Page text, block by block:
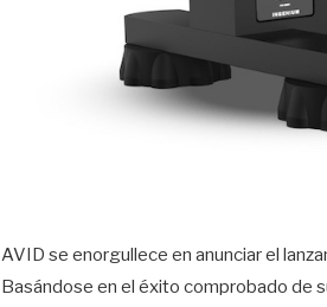
AVID se enorgullece en anunciar el
Basándose en el éxito comprobado de